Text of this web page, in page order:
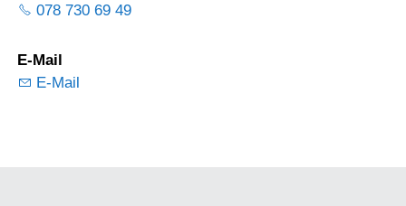
078 730 69 49
E-Mail
E-Mail